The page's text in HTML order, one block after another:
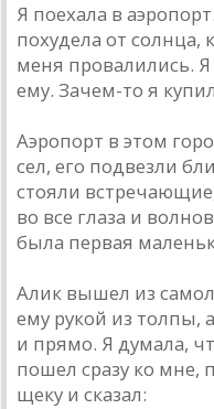
Я поехала в
похудела от солнца,
меня провалились.
ему. Зачем-то я
Аэропорт в этом
сел, его подвезли
стояли
во все глаза и
была первая
Алик вышел из
ему рукой из толпы,
и прямо. Я думала,
пошел сразу ко мне,
щеку и сказал: